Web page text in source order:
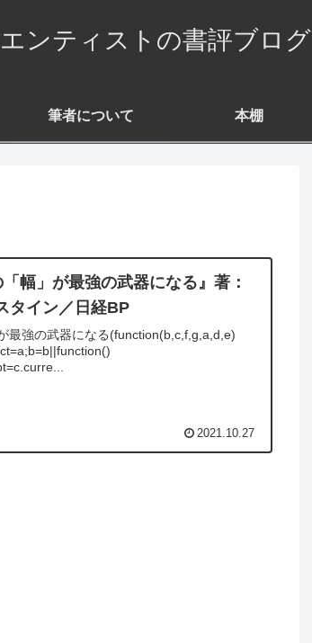
ンティストの書評ブログ
筆者について 本棚
幅」が最強の武器になる』著：
タイン／日経BP
強の武器になる(function(b,c,f,g,a,d,e)
2021.10.27